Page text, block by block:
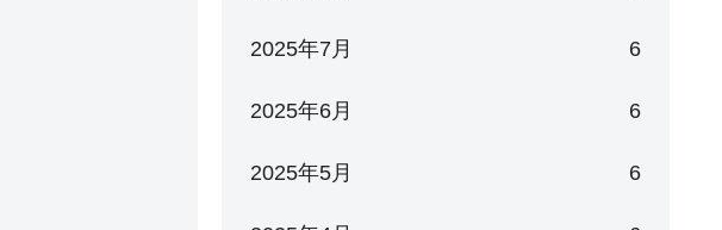
2025年7月 6
2025年6月 6
2025年5月 6